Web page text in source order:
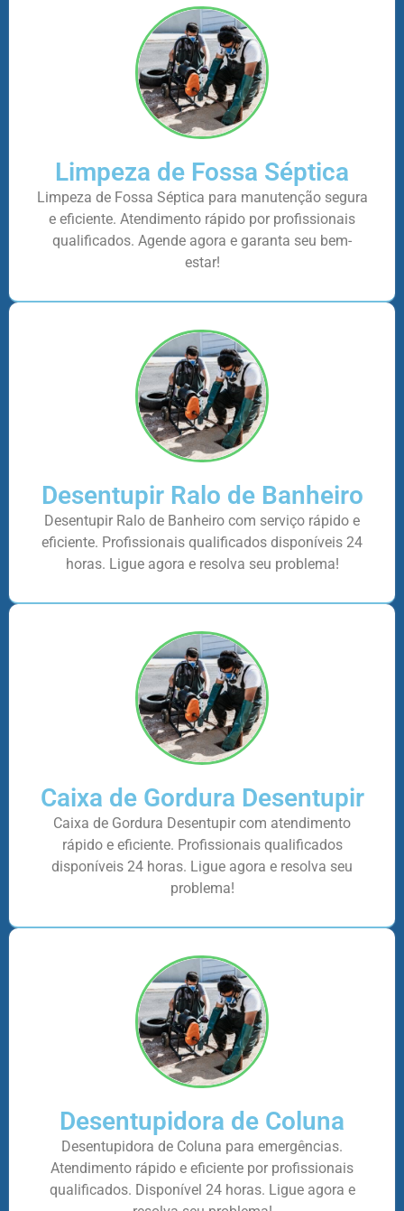
Limpeza de Fossa Séptica
Limpeza de Fossa Séptica para manutenção segura
e eficiente. Atendimento rápido por profissionais
qualificados. Agende agora e garanta seu bem-
estar!
Desentupir Ralo de Banheiro
Desentupir Ralo de Banheiro com serviço rápido e
eficiente. Profissionais qualificados disponíveis 24
horas. Ligue agora e resolva seu problema!
Caixa de Gordura Desentupir
Caixa de Gordura Desentupir com atendimento
rápido e eficiente. Profissionais qualificados
disponíveis 24 horas. Ligue agora e resolva seu
problema!
Desentupidora de Coluna
Desentupidora de Coluna para emergências.
Atendimento rápido e eficiente por profissionais
qualificados. Disponível 24 horas. Ligue agora e